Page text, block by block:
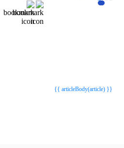
{{ articleBody(article) }}